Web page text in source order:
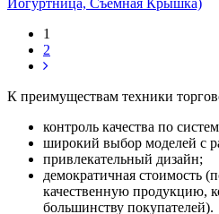
1
2
К преимуществам техники
контроль качества по
широкий выбор моделей с
привлекательный дизайн;
демократичная стоимость
качественную продукцию,
большинству покупателей).